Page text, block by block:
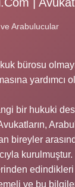
Arabulucular
bürosu
yardımcı
bir hukuki
bireyler
kurulmuştur.
ve bu